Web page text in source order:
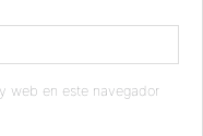
web en este navegador